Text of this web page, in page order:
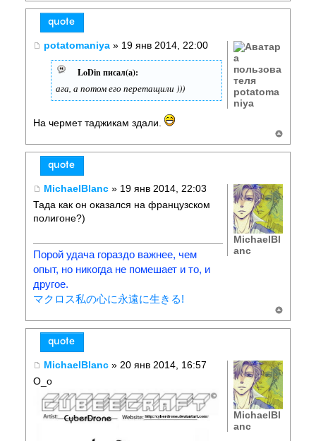
potatomaniya » 19 янв 2014, 22:00
LoDin писал(а):
ага, а потом его перетащили )))
На чермет таджикам здали.
potatoma
niya
MichaelBlanc » 19 янв 2014, 22:03
Тада как он оказался на французском
полигоне?)
Порой удача гораздо важнее, чем
опыт, но никогда не помешает и то, и
другое.
マクロス私の心に永遠に生きる!
MichaelBl
anc
MichaelBlanc » 20 янв 2014, 16:57
О_о
MichaelBl
anc